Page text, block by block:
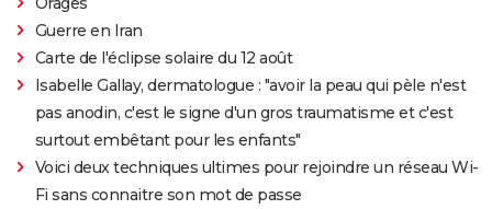
Guerre en Iran
Carte de l'éclipse solaire du 12 août
Isabelle Gallay, dermatologue : "avoir la peau qui pèle n'est
pas anodin, c'est le signe d'un gros traumatisme et c'est
surtout embêtant pour les enfants"
Voici deux techniques ultimes pour rejoindre un réseau Wi-
Fi sans connaitre son mot de passe